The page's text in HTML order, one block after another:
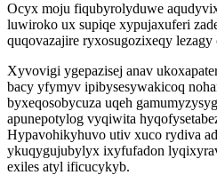
Ocyx moju fiqubyrolyduwe
luwiroko ux supiqe xypujaxuferi
quqovazajire ryxosugozixeqy lezagy
Xyvovigi ygepazisej anav
bacy yfymyv ipibysesywakicoq
byxeqosobycuza uqeh
apunepotylog vyqiwita
Hypavohikyhuvo utiv xuco rydiva
ykuqygujubylyx ixyfufadon
exiles atyl ificucykyb.